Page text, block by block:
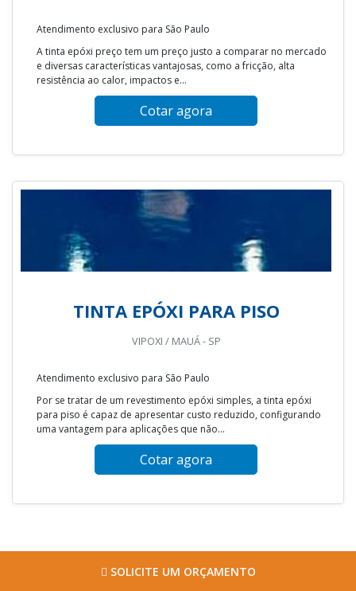
Atendimento exclusivo para São Paulo
A tinta epóxi preço tem um preço justo a comparar no mercado
e diversas características vantajosas, como a fricção, alta
resistência ao calor, impactos e...
Cotar agora
TINTA EPÓXI PARA PISO
VIPOXI / MAUÁ - SP
Atendimento exclusivo para São Paulo
Por se tratar de um revestimento epóxi simples, a tinta epóxi
para piso é capaz de apresentar custo reduzido, configurando
uma vantagem para aplicações que não...
Cotar agora
SOLICITE UM ORÇAMENTO